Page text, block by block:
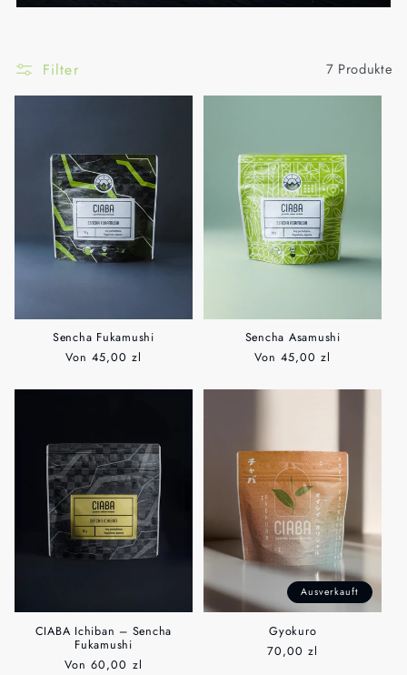
e
Filter 7 Produkte
Sencha Fukamushi
Normaler
Von 45,00 zl
Sencha Asamushi
Normaler
Von45,00 zl
CIABA Ichiban – Sencha
Fukamushi
Normaler
Von60,00 zl
Ausverkauft
Gyokuro
Normaler
70,00 zl